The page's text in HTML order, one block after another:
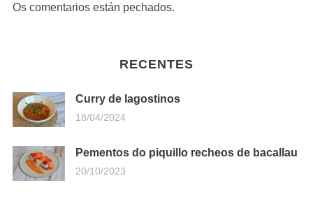
Os comentarios están pechados.
RECENTES
Curry de lagostinos
18/04/2024
Pementos do piquillo recheos de bacallau
20/10/2023